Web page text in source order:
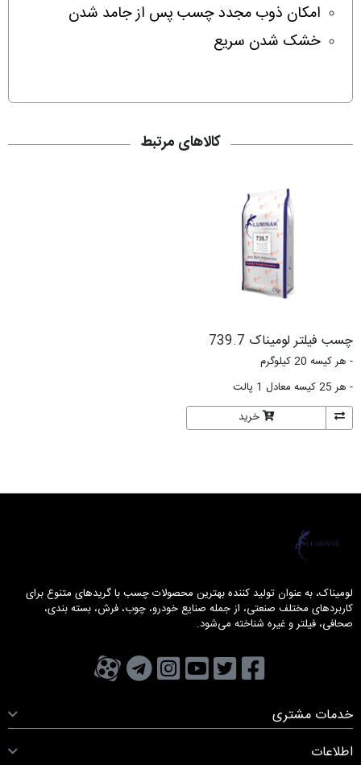
امکان ذوب مجدد چسب پس از جامد شدن
خشک شدن سریع
کالاهای مرتبط
چسب فیلتر لومیناک 739.7
- هر کیسه 20 کیلوگرم
- هر 25 کیسه معادل 1 پالت
خرید
لومیناک، به عنوان تولید کننده بهترین محصولات چسب با گریدهای متنوع برای
کاربردهای مختلف صنعتی، از جمله صنایع خودرو، چوب، فرش، بسته بندی،
صحافی، فیلتر و غیره شناخته می‌شود.
فیسبوک
تویتریوتیوب
صفحهکانال تلگرام
کانال آپارات
خدمات مشتری
اطلاعات